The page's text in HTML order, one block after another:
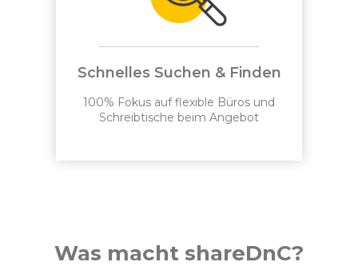
Schnelles Suchen & Finden
100% Fokus auf flexible Büros und
Schreibtische beim Angebot
Was macht shareDnC?